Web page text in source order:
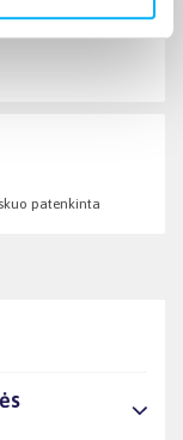
patenkinta